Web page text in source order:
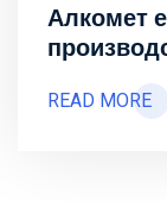
Алкомет
READ MORE